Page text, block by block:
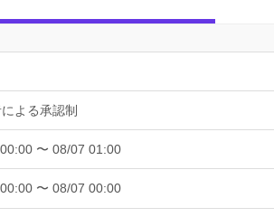
よる承認制
〜 08/07 01:00
〜 08/07 00:00